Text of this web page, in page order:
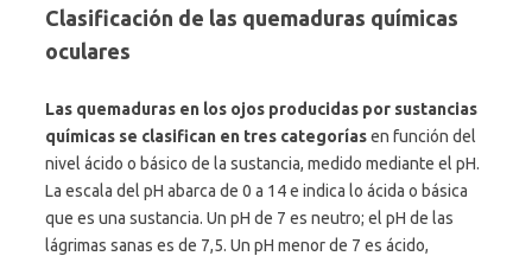
Clasificación de las quemaduras químicas
oculares
Las quemaduras en los ojos producidas por sustancias
químicas se clasifican en tres categoríasen función del
nivel ácido o básico de la sustancia, medido mediante el pH.
La escala del pH abarca de 0 a 14 e indica lo ácida o básica
que es una sustancia. Un pH de 7 es neutro; el pH de las
lágrimas sanas es de 7,5. Un pH menor de 7 es ácido,